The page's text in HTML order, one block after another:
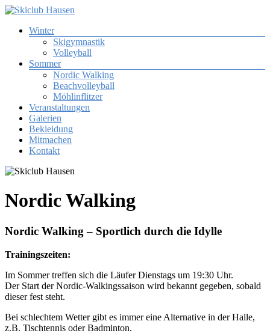
Zum
springen
Skiclub
Skiclub
Menü
Winter
Skigymnastik
Volleyball
Sommer
Nordic Walking
Beachvolleyball
Möhlinflitzer
Veranstaltungen
Galerien
Bekleidung
Mitmachen
Kontakt
Nordic Walking
Nordic Walking – Sportlich durch die Idylle
Trainingszeiten:
Im Sommer treffen sich die Läufer Dienstags um 19:30 Uhr.
Der Start der Nordic-Walkingssaison wird bekannt gegeben, sobald
dieser fest steht.
Bei schlechtem Wetter gibt es immer eine Alternative in der Halle,
z.B. Tischtennis oder Badminton.